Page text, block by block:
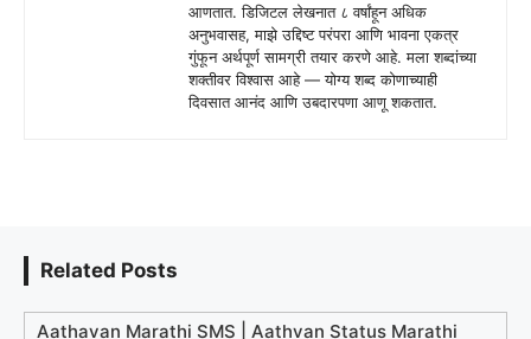
आणतात. डिजिटल लेखनात ८ वर्षांहून अधिक
अनुभवासह, माझे उद्दिष्ट परंपरा आणि भावना एकत्र
गुंफून अर्थपूर्ण सामग्री तयार करणे आहे. मला शब्दांच्या
शक्तीवर विश्वास आहे — योग्य शब्द कोणाच्याही
दिवसात आनंद आणि उबदारपणा आणू शकतात.
Related Posts
Aathavan Marathi SMS | Aathvan Status Marathi